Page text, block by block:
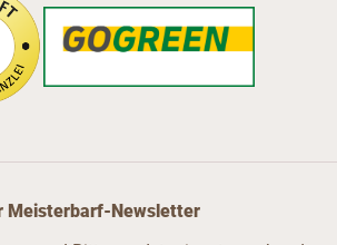
Meisterbarf-Newsletter